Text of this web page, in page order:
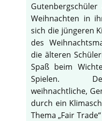
Weihnachten in
sich die jüngeren
des
die älteren
Spaß beim
Spielen.
weihnachtliche,
durch ein
Thema „Fair